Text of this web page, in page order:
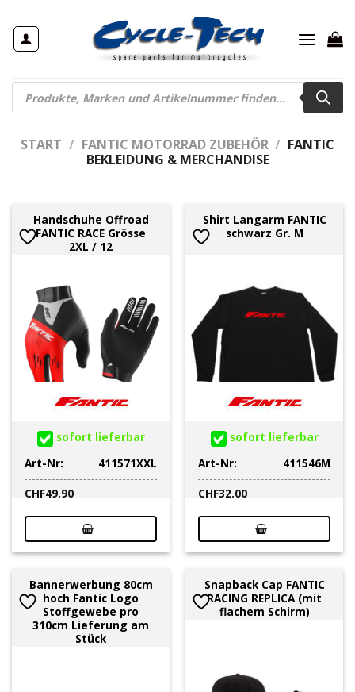
Inhalt
springen
Products
search
START / FANTIC MOTORRAD ZUBEHÖR / FANTIC
BEKLEIDUNG & MERCHANDISE
Handschuhe Offroad
FANTIC RACE Grösse
2XL / 12
sofort lieferbar
Art-Nr:
411571XXL
CHF49.90
Shirt Langarm FANTIC
schwarz Gr. M
sofort lieferbar
Art-Nr:
411546M
CHF32.00
Bannerwerbung 80cm
hoch Fantic Logo
Stoffgewebe pro
310cm Lieferung am
Stück
Snapback Cap FANTIC
RACING REPLICA (mit
flachem Schirm)